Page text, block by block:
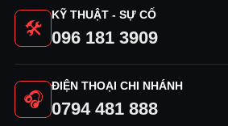
🛠
KỸ THUẬT - SỰ CỐ
096 181 3909
🎧
ĐIỆN THOẠI CHI NHÁNH
0794 481 888